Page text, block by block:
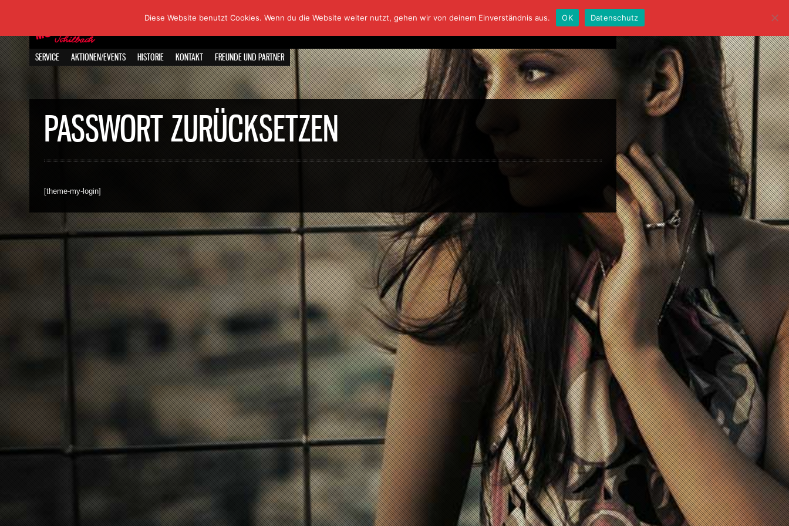
SERVICE AKTIONEN/EVENTS HISTORIE KONTAKT FREUNDE UND PARTNER
PASSWORT ZURÜCKSETZEN
[theme-my-login]
Diese Website benutzt Cookies. Wenn du die Website weiter nutzt, gehen wir von deinem Einverständnis aus. OK Datenschutz